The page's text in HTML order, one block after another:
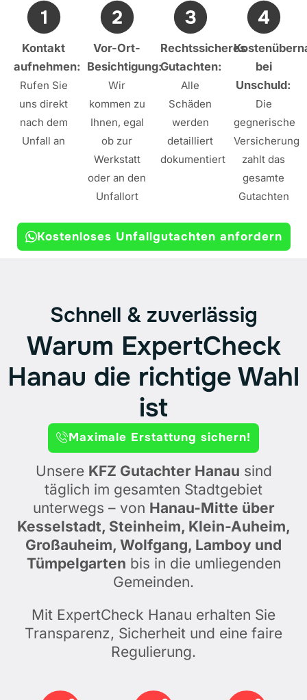
Kontakt
aufnehmen:
Rufen Sie
uns direkt
nach dem
Unfall an
Vor-Ort-
Besichtigung:
Wir
kommen zu
Ihnen, egal
ob zur
Werkstatt
oder an den
Unfallort
Rechtssicheres
Gutachten:
Alle
Schäden
werden
detailliert
dokumentiert
bei
Unschuld:
Die
gegnerische
Versicherung
zahlt das
gesamte
Gutachten
Kostenloses Unfallgutachten anfordern
Schnell & zuverlässig
Warum ExpertCheck
Hanau die richtige Wahl
ist
Maximale Erstattung sichern!
Unsere KFZ Gutachter Hanau sind
täglich im gesamten Stadtgebiet
unterwegs – von Hanau-Mitte über
Kesselstadt, Steinheim, Klein-Auheim,
Großauheim, Wolfgang, Lamboy und
Tümpelgarten bis in die umliegenden
Gemeinden.
Mit ExpertCheck Hanau erhalten Sie
Transparenz, Sicherheit und eine faire
Regulierung.